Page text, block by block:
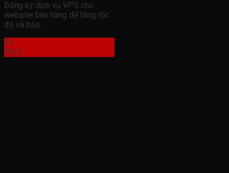
Đăng ký dịch vụ VPS cho
website bán hàng để tăng tốc
độ và bảo ...
22
Th12